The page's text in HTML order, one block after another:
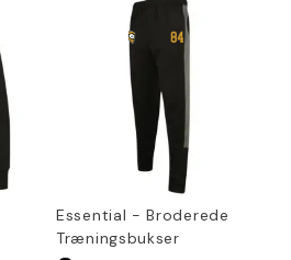
Essential - Broderede
Træningsbukser